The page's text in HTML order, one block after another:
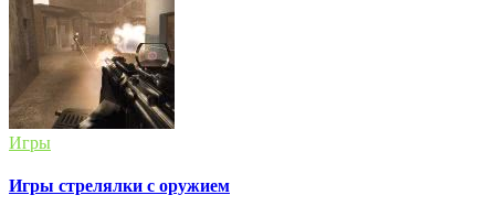
Игры
Игры стрелялки с оружием